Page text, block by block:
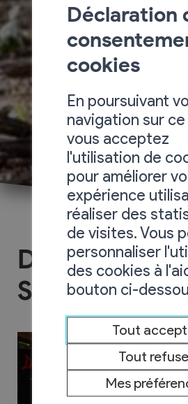
Domaine de
SA
Déclaration
cookies
En poursuivant
navigation sur
vous acceptez
l'utilisation de
pour améliorer
expérience
réaliser des
de visites. Vous
personnaliser
des cookies à
bouton ci-
Tout
Tout
Mes